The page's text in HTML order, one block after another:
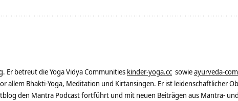
Er betreut die Yoga Vidya Communities kinder-yoga.cc sowieayurveda-
allem Bhakti-Yoga, Meditation und Kirtansingen. Er ist leidenschaftlicher
den Mantra Podcast fortführt und mit neuen Beiträgen aus Mantra-